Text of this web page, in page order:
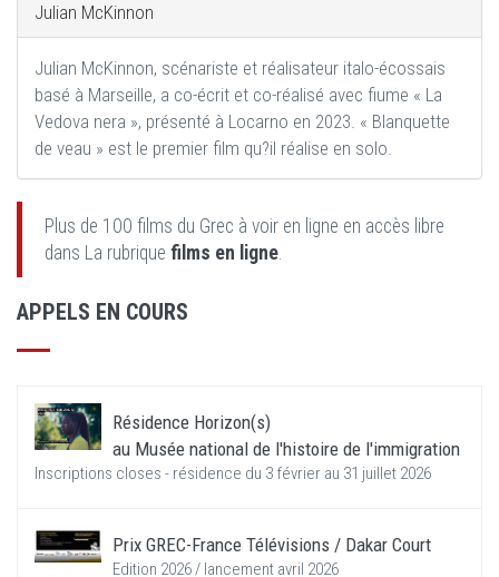
Julian McKinnon
Julian McKinnon, scénariste et réalisateur italo-écossais
basé à Marseille, a co-écrit et co-réalisé avec fiume « La
Vedova nera », présenté à Locarno en 2023. « Blanquette
de veau » est le premier film qu?il réalise en solo.
Plus de 100 films du Grec à voir en ligne en accès libre
dans La rubrique films en ligne.
APPELS EN COURS
Résidence Horizon(s)
au Musée national de l'histoire de l'immigration
Inscriptions closes - résidence du 3 février au 31 juillet 2026
Prix GREC-France Télévisions / Dakar Court
Edition 2026 / lancement avril 2026